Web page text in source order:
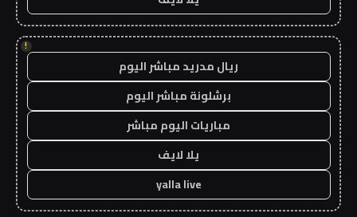
!
ريال مدريد مباشر اليوم
برشلونة مباشر اليوم
مباريات اليوم مباشر
يلا لايف
yalla live